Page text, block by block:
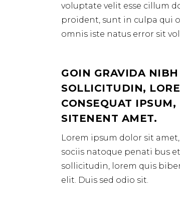
voluptate velit esse cillum
proident, sunt in culpa qui
omnis iste natus error sit
GOIN GRAVIDA
SOLLICITUDIN,
CONSEQUAT
SITENENT AMET.
Lorem ipsum dolor sit
sociis natoque penati bus
sollicitudin, lorem quis
elit. Duis sed odio sit.